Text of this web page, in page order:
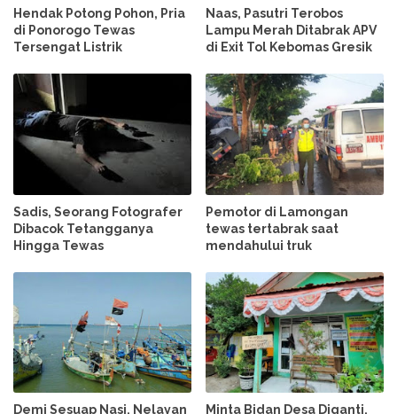
Hendak Potong Pohon, Pria
di Ponorogo Tewas
Tersengat Listrik
Naas, Pasutri Terobos
Lampu Merah Ditabrak APV
di Exit Tol Kebomas Gresik
Sadis, Seorang Fotografer
Dibacok Tetangganya
Hingga Tewas
Pemotor di Lamongan
tewas tertabrak saat
mendahului truk
Demi Sesuap Nasi, Nelayan
Minta Bidan Desa Diganti,